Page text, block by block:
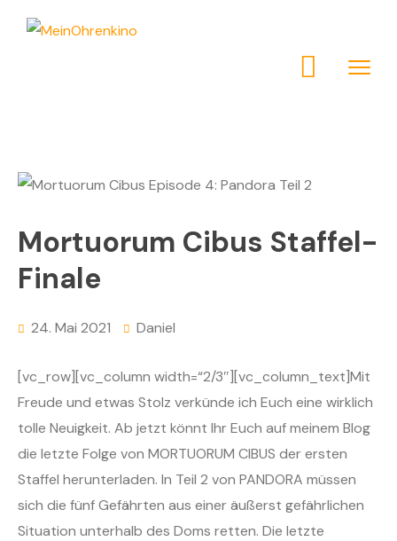
Mortuorum Cibus Staffel-
Finale
24. Mai 2021 Daniel
[vc_row][vc_column width=“2/3″][vc_column_text]Mit
Freude und etwas Stolz verkünde ich Euch eine wirklich
tolle Neuigkeit. Ab jetzt könnt Ihr Euch auf meinem Blog
die letzte Folge von MORTUORUM CIBUS der ersten
Staffel herunterladen. In Teil 2 von PANDORA müssen
sich die fünf Gefährten aus einer äußerst gefährlichen
Situation unterhalb des Doms retten. Die letzte